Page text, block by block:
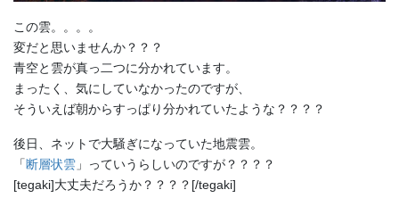
この雲。。。。
変だと思いませんか？？？
青空と雲が真っ二つに分かれています。
まったく、気にしていなかったのですが、
そういえば朝からすっぱり分かれていたような？？？？
後日、ネットで大騒ぎになっていた地震雲。
「断層状雲 」っていうらしいのですが？？？？
[tegaki]大丈夫だろうか？？？？[/tegaki]